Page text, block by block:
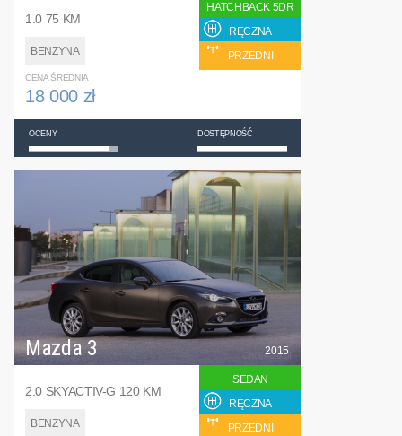
1.0 75 KM
BENZYNA
HATCHBACK 5DR
RĘCZNA
PRZEDNI
CENA ŚREDNIA
18 000 zł
OCENY DOSTĘPNOŚĆ
Mazda 3
2.0 SKYACTIV-G 120 KM
BENZYNA
2015
SEDAN
RĘCZNA
PRZEDNI